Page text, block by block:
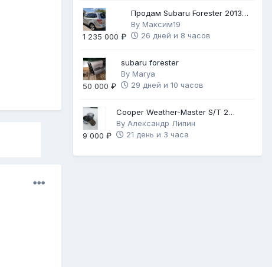
1 235 000 ₽
Продам Subaru Forester 2013
2.5 171
By Максим19
26 дней и 8 часов
50 000 ₽
subaru forester
By Marya
29 дней и 10 часов
9 000 ₽
Cooper Weather-Master S/T 2
225/60 R17
By Александр Липин
21 день и 3 часа